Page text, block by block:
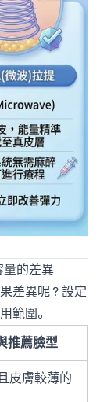
量的差異
差異呢？設定
範圍。
推薦臉型
皮膚較薄的